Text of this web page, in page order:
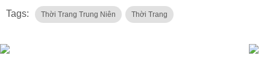
Tags: Thời Trang Trung Niên Thời Trang